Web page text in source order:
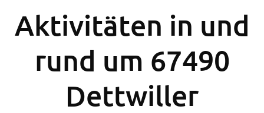
Aktivitäten in und
rund um 67490
Dettwiller